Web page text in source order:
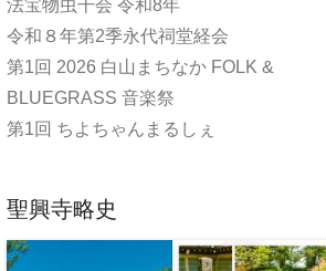
法宝物虫干会 令和8年
令和８年第2季永代祠堂経会
第1回 2026 白山まちなか FOLK &
BLUEGRASS 音楽祭
第1回 ちよちゃんまるしぇ
聖興寺略史